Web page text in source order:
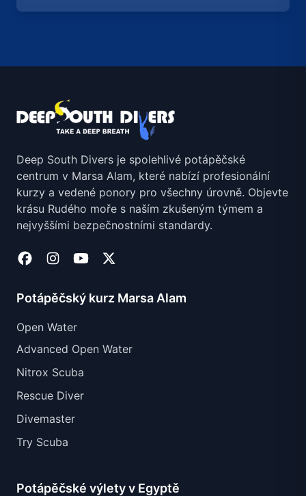
Deep South Divers je spolehlivé potápěčské
centrum v Marsa Alam, které nabízí profesionální
kurzy a vedené ponory pro všechny úrovně. Objevte
krásu Rudého moře s naším zkušeným týmem a
nejvyššími bezpečnostními standardy.
Potápěčský kurz Marsa Alam
Open Water
Advanced Open Water
Nitrox Scuba
Rescue Diver
Divemaster
Try Scuba
Potápěčské výlety v Egyptě